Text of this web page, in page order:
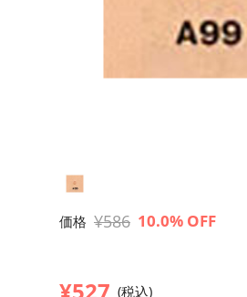
価格 ¥586 10.0% OFF
(税込)